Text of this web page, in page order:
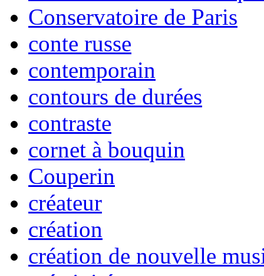
Conservatoire de Paris
conte russe
contemporain
contours de durées
contraste
cornet à bouquin
Couperin
créateur
création
création de nouvelle